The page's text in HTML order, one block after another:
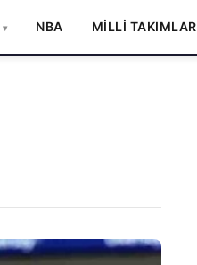
NBA MİLLİ TAKIMLAR